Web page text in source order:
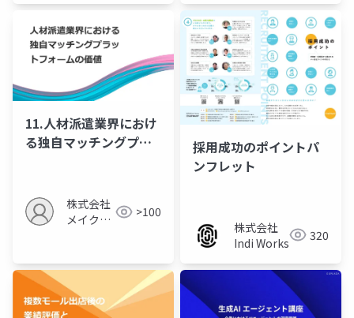
11.人材派遣業界におけ
る独自マッチングプラ
株式会社
メイクア
>100
採用成功のポイントパ
ンフレット
株式会社
Indi Works
320